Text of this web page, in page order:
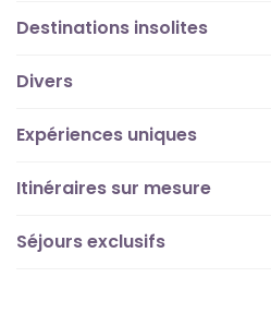
Destinations insolites
Divers
Expériences uniques
Itinéraires sur mesure
Séjours exclusifs